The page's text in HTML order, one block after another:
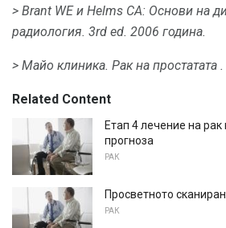
> Brant WE и Helms CA: Основи на
радиология. 3rd ed. 2006 година.
> Майо клиника. Рак на простатата .
Related Content
Етап 4 лечение на рак
прогноза
РАК
Просветното
РАК